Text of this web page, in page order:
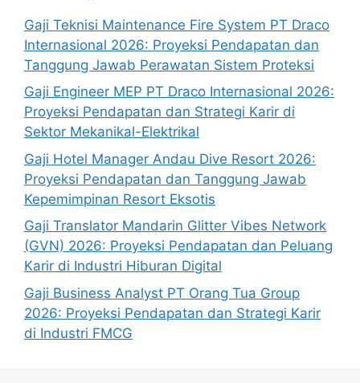
Gaji Teknisi Maintenance Fire System PT Draco
Internasional 2026: Proyeksi Pendapatan dan
Tanggung Jawab Perawatan Sistem Proteksi
Gaji Engineer MEP PT Draco Internasional 2026:
Proyeksi Pendapatan dan Strategi Karir di
Sektor Mekanikal-Elektrikal
Gaji Hotel Manager Andau Dive Resort 2026:
Proyeksi Pendapatan dan Tanggung Jawab
Kepemimpinan Resort Eksotis
Gaji Translator Mandarin Glitter Vibes Network
(GVN) 2026: Proyeksi Pendapatan dan Peluang
Karir di Industri Hiburan Digital
Gaji Business Analyst PT Orang Tua Group
2026: Proyeksi Pendapatan dan Strategi Karir
di Industri FMCG